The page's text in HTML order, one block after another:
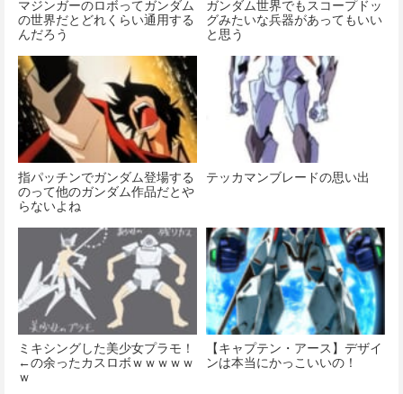
マジンガーのロボってガンダム
の世界だとどれくらい通用する
んだろう
ガンダム世界でもスコープドッ
グみたいな兵器があってもいい
と思う
指パッチンでガンダム登場する
のって他のガンダム作品だとや
らないよね
テッカマンブレードの思い出
ミキシングした美少女プラモ！
←の余ったカスロボｗｗｗｗｗ
ｗ
【キャプテン・アース】デザイ
ンは本当にかっこいいの！